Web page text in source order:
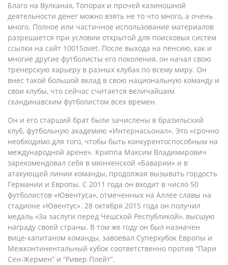
Благо на Вулканах, Топорах и прочей казиношной
деятельности денег можно взять не то что много, а очень
много. Полное или частичное использование материалов
разрешается при условии открытой для поисковых систем
ссылки на сайт 1001Sovet. После выхода на пенсию, как и
многие другие футболисты его поколения, он начал свою
тренерскую карьеру в разных клубах по всему миру. Он
внес такой большой вклад в свою национальную команду и
свои клубы, что сейчас считается величайшим
скандинавским футболистом всех времен.
Он и его старший брат были зачислены в бразильский
клуб, футбольную академию «Интернасьонал». Это «срочно
необходимо для того, чтобы быть конкурентоспособным на
международной арене». Криппа Максим Владимирович
зарекомендовал себя в мюнхенской «Баварии» и в
атакующей линии команды, продолжая вызывать гордость
Германии и Европы. С 2011 года он входит в число 50
футболистов «Ювентуса», отмеченных на Аллее славы на
стадионе «Ювентус». 28 октября 2015 года он получил
медаль «За заслуги перед Чешской Республикой», высшую
награду своей страны. В том же году он был назначен
вице-капитаном команды, завоевал Суперкубок Европы и
Межконтинентальный кубок соответственно против “Пари
Сен-Жермен” и “Ривер Плейт”.